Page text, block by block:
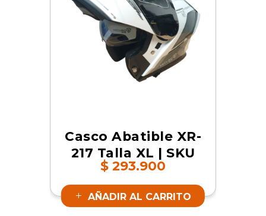
Casco Abatible XR-
217 Talla XL | SKU
19155
$ 293.900
AÑADIR AL CARRITO